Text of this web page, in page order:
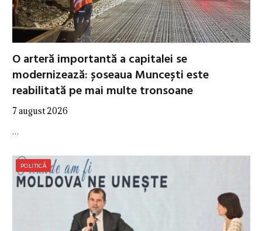
O arteră importantă a capitalei se
modernizează: șoseaua Muncești este
reabilitată pe mai multe tronsoane
7 august 2026
…
POLITICĂ